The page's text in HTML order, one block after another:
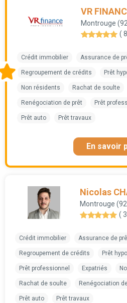
VR
Montrouge
(
Crédit immobilier Assurance de
Regroupement de crédits Prêt
Non résidents Rachat de soulte
Renégociation de prêt Prêt
Prêt auto Prêt travaux
En savoir
Nicolas
Montrouge
(
Crédit immobilier Assurance de
Regroupement de crédits Prêt
Prêt professionnel Expatriés
Rachat de soulte Renégociation
Prêt auto Prêt travaux